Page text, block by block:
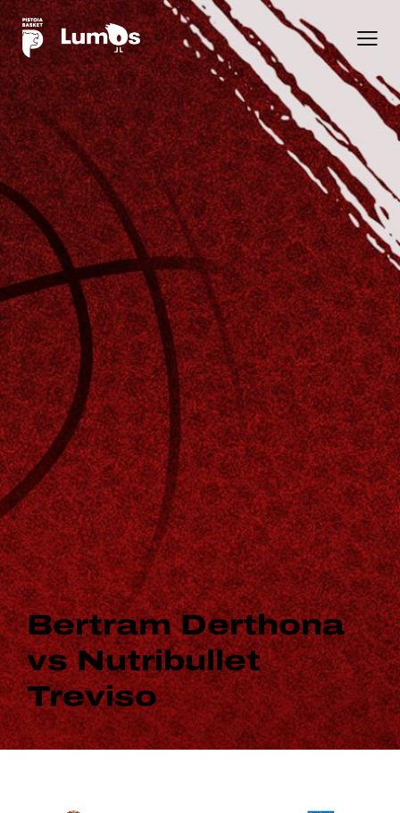
Bertram Derthona
vs Nutribullet
Treviso